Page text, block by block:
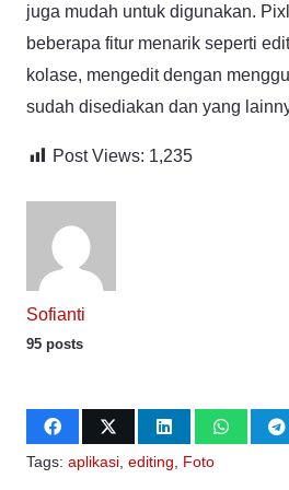
juga mudah untuk digunakan.
beberapa fitur menarik seperti
kolase, mengedit dengan
sudah disediakan dan yang
Post Views: 1,235
Sofianti
95 posts
Tags: aplikasi editing Foto